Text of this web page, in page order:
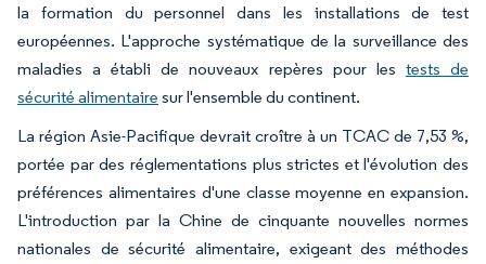
la formation du personnel dans les installations de test
européennes. L'approche systématique de la surveillance des
maladies a établi de nouveaux repères pour les tests de
sécurité alimentaire sur l'ensemble du continent.
La région Asie-Pacifique devrait croître à un TCAC de 7,53 %,
portée par des réglementations plus strictes et l'évolution des
préférences alimentaires d'une classe moyenne en expansion.
L'introduction par la Chine de cinquante nouvelles normes
nationales de sécurité alimentaire, exigeant des méthodes